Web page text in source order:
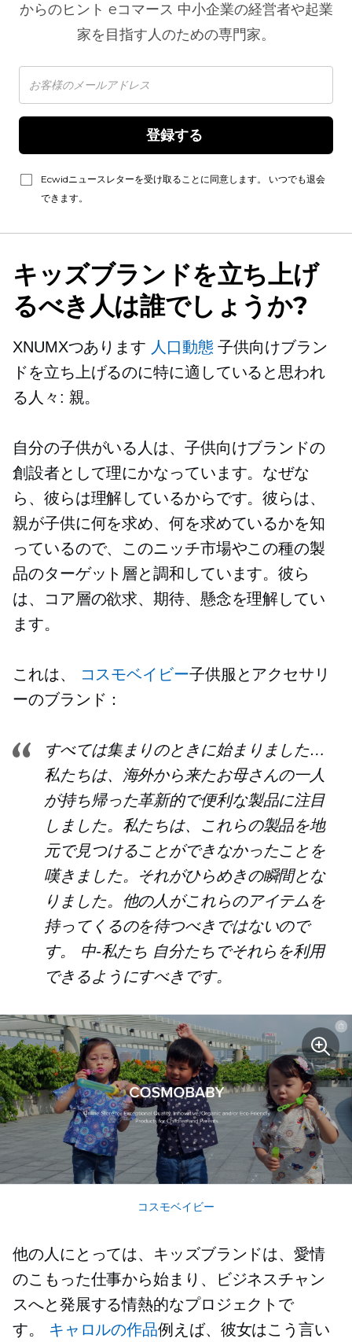
からのヒント eコマース 中小企業の経営者や起業
家を目指す人のための専門家。
Ecwidニュースレターを受け取ることに同意します。 いつでも退会
できます。
キッズブランドを立ち上げ
るべき人は誰でしょうか?
XNUMXつあります 人口動態 子供向けブラン
ドを立ち上げるのに特に適していると思われ
る人々: 親。
自分の子供がいる人は、子供向けブランドの
創設者として理にかなっています。なぜな
ら、彼らは理解しているからです。彼らは、
親が子供に何を求め、何を求めているかを知
っているので、このニッチ市場やこの種の製
品のターゲット層と調和しています。彼ら
は、コア層の欲求、期待、懸念を理解してい
ます。
これは、 コスモベイビー子供服とアクセサリ
ーのブランド：
すべては集まりのときに始まりました…
私たちは、海外から来たお母さんの一人
が持ち帰った革新的で便利な製品に注目
しました。私たちは、これらの製品を地
元で見つけることができなかったことを
嘆きました。それがひらめきの瞬間とな
りました。他の人がこれらのアイテムを
持ってくるのを待つべきではないので
す。
中-私たち 自分たちでそれらを利用
できるようにすべきです。
コスモベイビー
他の人にとっては、キッズブランドは、愛情
のこもった仕事から始まり、ビジネスチャン
スへと発展する情熱的なプロジェクトで
す。
キャロルの作品例えば、彼女はこう言い